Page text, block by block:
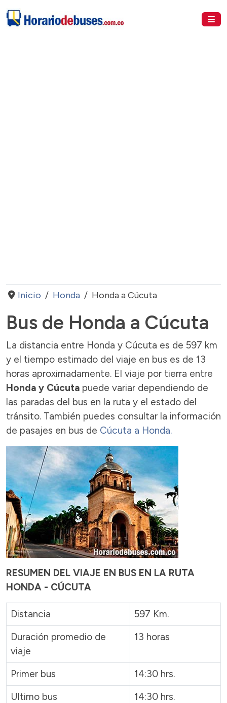
Inicio Honda Honda a Cúcuta
Bus de Honda a Cúcuta
La distancia entre Honda y Cúcuta es de 597 km
y el tiempo estimado del viaje en bus es de 13
horas aproximadamente. El viaje por tierra entre
Honda y Cúcuta puede variar dependiendo de
las paradas del bus en la ruta y el estado del
tránsito. También puedes consultar la información
de pasajes en bus de Cúcuta a Honda.
RESUMEN DEL VIAJE EN BUS EN LA RUTA
HONDA - CÚCUTA
Distancia
597 Km.
Duración promedio de
viaje
13 horas
Primer bus
14:30 hrs.
Ultimo bus
14:30 hrs.